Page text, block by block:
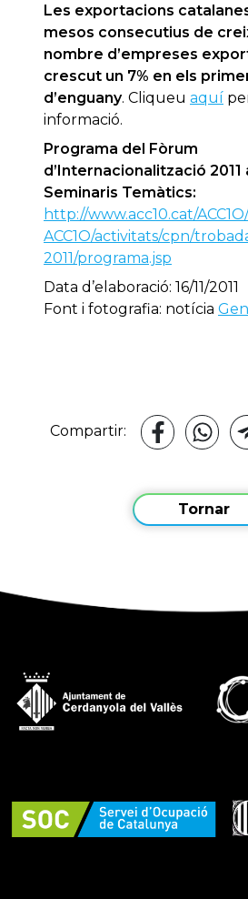
Les exportacions
mesos consecutius de
nombre d’empreses
crescut un 7% en els
d’enguany. Cliqueu aquí
informació.
Programa del Fòrum
d’Internacionalització
Seminaris Temàtics:
http://www.acc10.cat/
ACC1O/activitats/cpn/
2011/programa.jsp
Data d’elaboració: 16/11/2011
Font i fotografia: notícia
Compartir:
Tornar